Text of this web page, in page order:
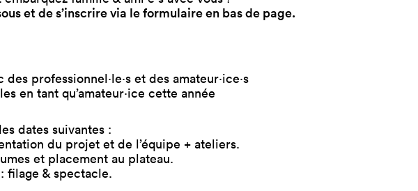
et de s’inscrire via le formulaire en bas de page.
professionnel·le·s et des amateur·ice·s
en tant qu’amateur·ice cette année
dates suivantes :
du projet et de l’équipe + ateliers.
et placement au plateau.
filage & spectacle.